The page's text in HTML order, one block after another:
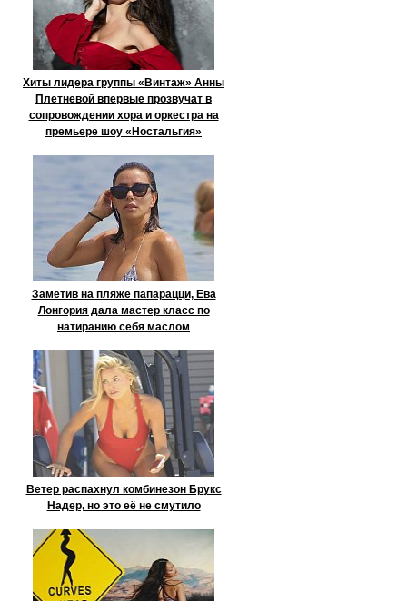
Хиты лидера группы «Винтаж» Анны
Плетневой впервые прозвучат в
сопровождении хора и оркестра на
премьере шоу «Ностальгия»
Заметив на пляже папарацци, Ева
Лонгория дала мастер класс по
натиранию себя маслом
Ветер распахнул комбинезон Брукс
Надер, но это её не смутило